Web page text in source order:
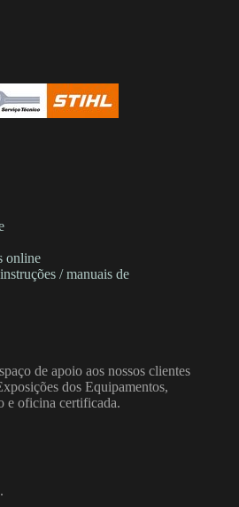
online
/ manuais de
de apoio aos nossos clientes
dos Equipamentos,
e oficina certificada.